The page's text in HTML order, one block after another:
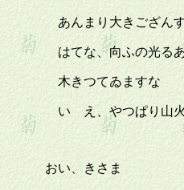
あんまり大きござんす
はてな、向ふの光るあ
木きつてゐますな
いゝえ、やつぱり山火
おい、きさま